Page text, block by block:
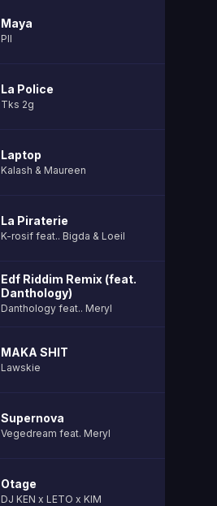
Maya
Pll
La Police
Tks 2g
Laptop
Kalash & Maureen
La Piraterie
K-rosif feat.. Bigda & Loeil
Edf Riddim Remix (feat.
Danthology)
Danthology feat.. Meryl
MAKA SHIT
Lawskie
Supernova
Vegedream feat. Meryl
Otage
DJ KEN x LETO x KIM